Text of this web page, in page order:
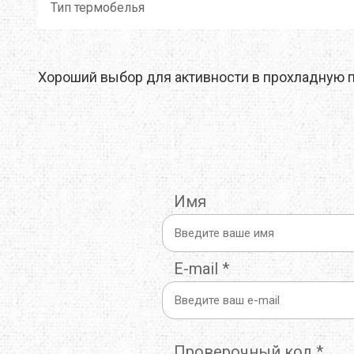
THERMOPAD TOAKS TOKO
TREKMATES TREZETA
WARMPEACE X-
ZAMBERLAN ZELGEAR
Тип термобелья
Хороший выбор для активности в прохладную
Имя
E-mail *